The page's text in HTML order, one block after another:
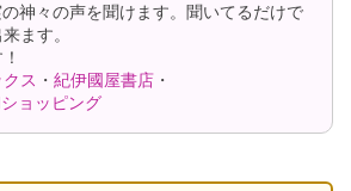
神々の声を聞けます。聞いてるだけで
ます。
ス ・ 紀伊國屋書店 ・
ョッピング